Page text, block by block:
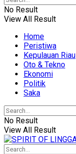
No Result
View All Result
Home
Peristiwa
Kepulauan Riau
Oto & Tekno
Ekonomi
Politik
Saka
No Result
View All Result